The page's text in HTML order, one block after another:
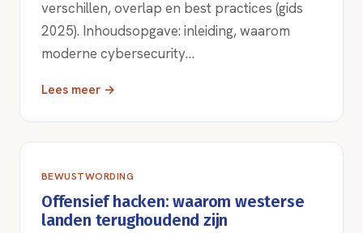
verschillen, overlap en best practices (gids
2025). Inhoudsopgave: inleiding, waarom
moderne cybersecurity…
Lees meer →
BEWUSTWORDING
Offensief hacken: waarom westerse
landen terughoudend zijn